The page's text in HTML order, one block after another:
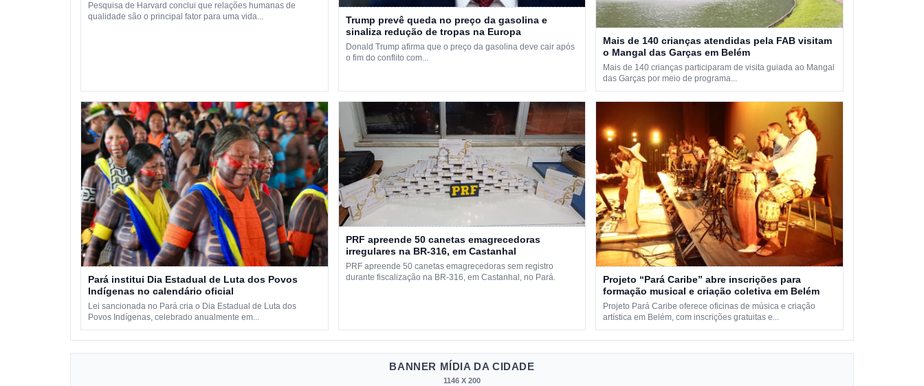
Pesquisa de Harvard conclui que relações humanas de
qualidade são o principal fator para uma vida...
Trump prevê queda no preço da gasolina e
sinaliza redução de tropas na Europa
Donald Trump afirma que o preço da gasolina deve cair após
o fim do conflito com...
Mais de 140 crianças atendidas pela FAB visitam
o Mangal das Garças em Belém
Mais de 140 crianças participaram de visita guiada ao Mangal
das Garças por meio de programa...
Pará institui Dia Estadual de Luta dos Povos
Indígenas no calendário oficial
Lei sancionada no Pará cria o Dia Estadual de Luta dos
Povos Indígenas, celebrado anualmente em...
PRF apreende 50 canetas emagrecedoras
irregulares na BR-316, em Castanhal
PRF apreende 50 canetas emagrecedoras sem registro
durante fiscalização na BR-316, em Castanhal, no Pará.
Projeto “Pará Caribe” abre inscrições para
formação musical e criação coletiva em Belém
Projeto Pará Caribe oferece oficinas de música e criação
artística em Belém, com inscrições gratuitas e...
BANNER MÍDIA DA CIDADE
1146 X 200